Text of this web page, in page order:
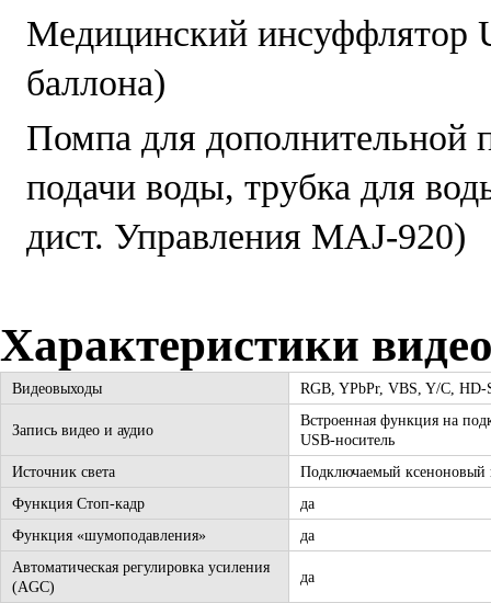
Медицинский инсуффлятор
баллона)
Помпа для дополнительной
подачи воды, трубка для
дист. Управления MAJ-920)
Характеристики
Видеовыходы RGB, YPbPr, VBS, Y/C,
Запись видео и аудио
Встроенная функция на
USB-носитель
Источник света
Подключаемый ксеноновый
Функция Стоп-кадр
да
Функция «шумоподавления»
да
Автоматическая регулировка усиления
(AGC)
да